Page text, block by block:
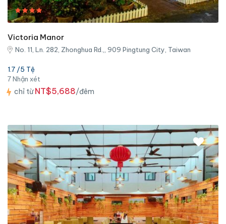
Victoria Manor
No. 11, Ln. 282, Zhonghua Rd.,, 909 Pingtung City, Taiwan
1.7 /5 Tệ
7 Nhận xét
chỉ từNT$5,688/đêm